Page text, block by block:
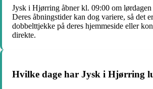
Jysk i Hjørring åbner kl. 09:00 om
Deres åbningstider kan dog variere, så det
dobbelttjekke på deres hjemmeside eller
direkte.
Hvilke dage har Jysk i Hjørring